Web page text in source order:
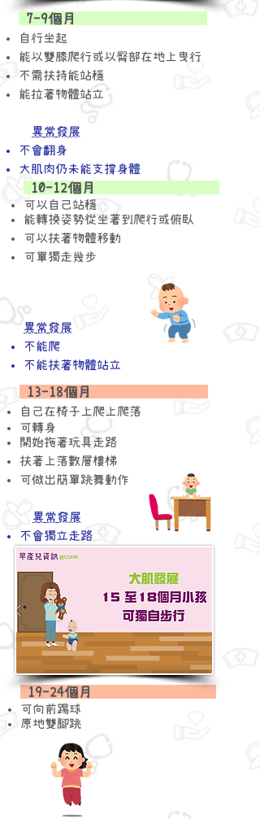
7-9個月
自行坐起
能以雙膝爬行或以臀部在地上曳行
​不需扶持能站穩
​能拉著物體站立
異常發展
不會翻身
​大肌肉仍未能支撐身體
10-12個月
可以自己站穩
能轉換姿勢從坐著到爬行或俯臥
可以扶著物體移動
可單獨走幾步
異常發展
不能爬
​不能扶著物體站立
13-18個月
自己在椅子上爬上爬落
可轉身
開始拖著玩具走路
​扶著上落數層樓梯
可做出簡單跳舞動作
異常發展
不會獨立走路
19-24個月
可向前踢球
原地雙腳跳